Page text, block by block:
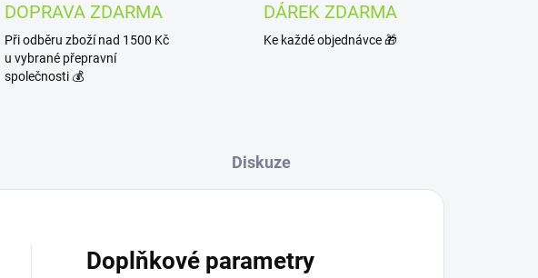
DOPRAVA ZDARMA
Při odběru zboží nad 1500 Kč
u vybrané přepravní
společnosti 💰
DÁREK ZDARMA
Ke každé objednávce 🎁
Diskuze
Doplňkové parametry